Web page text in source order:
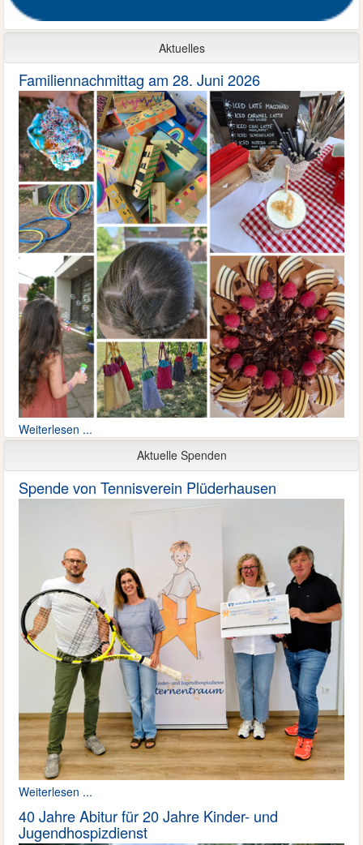
Aktuelles
Familiennachmittag am 28. Juni 2026
Weiterlesen ...
Aktuelle Spenden
Spende von Tennisverein Plüderhausen
Weiterlesen ...
40 Jahre Abitur für 20 Jahre Kinder- und
Jugendhospizdienst